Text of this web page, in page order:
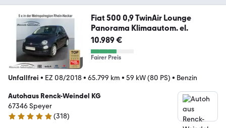
Fiat 500 0,9 TwinAir Lounge
Panorama Klimaautom. el.
10.989 €
Fairer Preis
Unfallfrei • EZ 08/2018• 65.799 km • 59 kW (80 PS) • Benzin
Autohaus Renck-Weindel KG
67346 Speyer
4.9 Sterne
(318)